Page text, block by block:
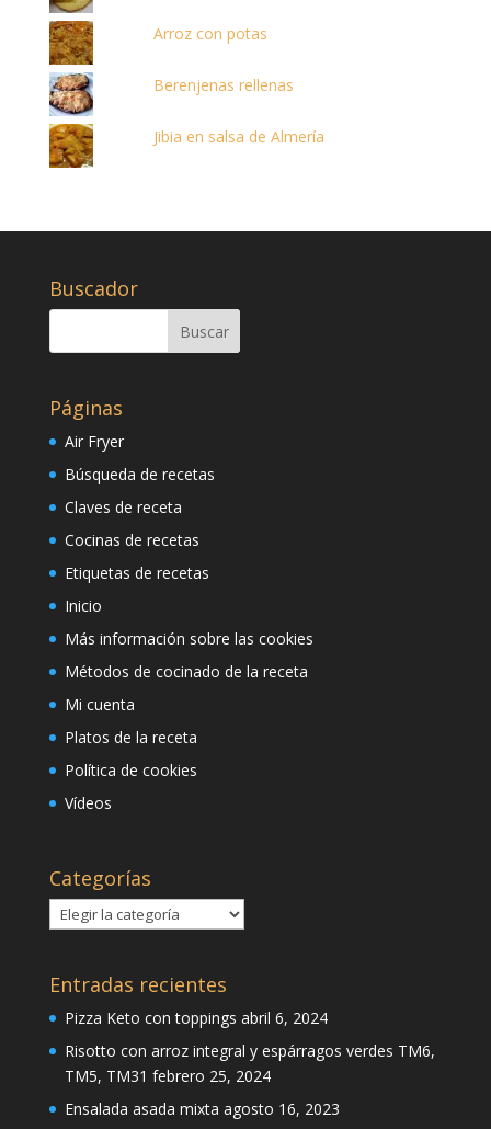
Arroz con potas
Berenjenas rellenas
Jibia en salsa de Almería
Buscador
Páginas
Air Fryer
Búsqueda de recetas
Claves de receta
Cocinas de recetas
Etiquetas de recetas
Inicio
Más información sobre las cookies
Métodos de cocinado de la receta
Mi cuenta
Platos de la receta
Política de cookies
Vídeos
Categorías
Categorías
Entradas recientes
Pizza Keto con toppings abril 6, 2024
Risotto con arroz integral y espárragos verdes TM6,
TM5, TM31 febrero 25, 2024
Ensalada asada mixta agosto 16, 2023